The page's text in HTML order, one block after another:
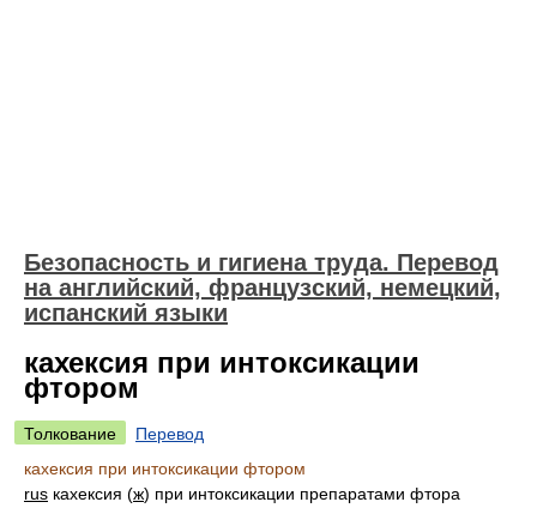
Безопасность и гигиена труда. Перевод
на английский, французский, немецкий,
испанский языки
кахексия при интоксикации
фтором
Толкование
Перевод
кахексия при интоксикации фтором
rus кахексия (ж) при интоксикации препаратами фтора